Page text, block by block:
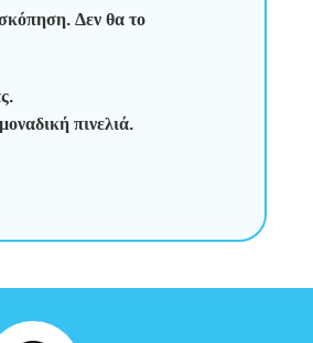
Δεν θα το
πινελιά.